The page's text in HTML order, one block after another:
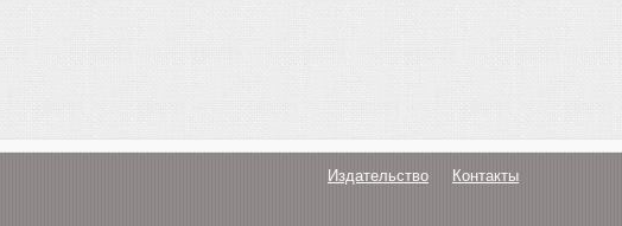
Издательство Контакты